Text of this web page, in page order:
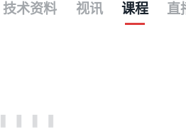
技术资料 视讯 课程 直